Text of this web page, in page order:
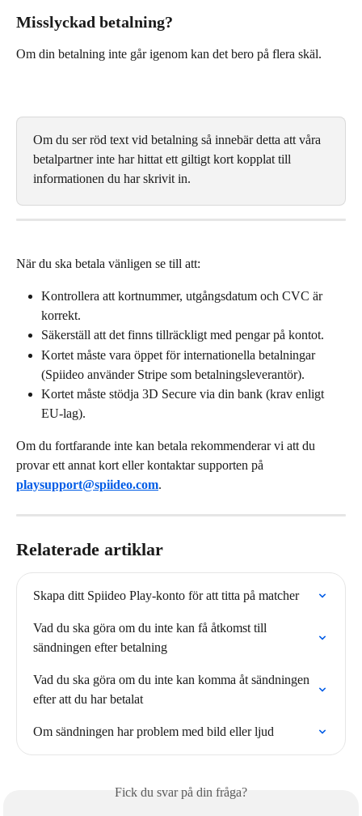
Misslyckad betalning?
Om din betalning inte går igenom kan det bero på flera skäl.
Om du ser röd text vid betalning så innebär detta att våra
betalpartner inte har hittat ett giltigt kort kopplat till
informationen du har skrivit in.
När du ska betala vänligen se till att:
Kontrollera att kortnummer, utgångsdatum och CVC är
korrekt.
Säkerställ att det finns tillräckligt med pengar på kontot.
Kortet måste vara öppet för internationella betalningar
(Spiideo använder Stripe som betalningsleverantör).
Kortet måste stödja 3D Secure via din bank (krav enligt
EU-lag).
Om du fortfarande inte kan betala rekommenderar vi att du
provar ett annat kort eller kontaktar supporten på
playsupport@spiideo.com.
Relaterade artiklar
Skapa ditt Spiideo Play-konto för att titta på matcher
Vad du ska göra om du inte kan få åtkomst till
sändningen efter betalning
Vad du ska göra om du inte kan komma åt sändningen
efter att du har betalat
Om sändningen har problem med bild eller ljud
Fick du svar på din fråga?